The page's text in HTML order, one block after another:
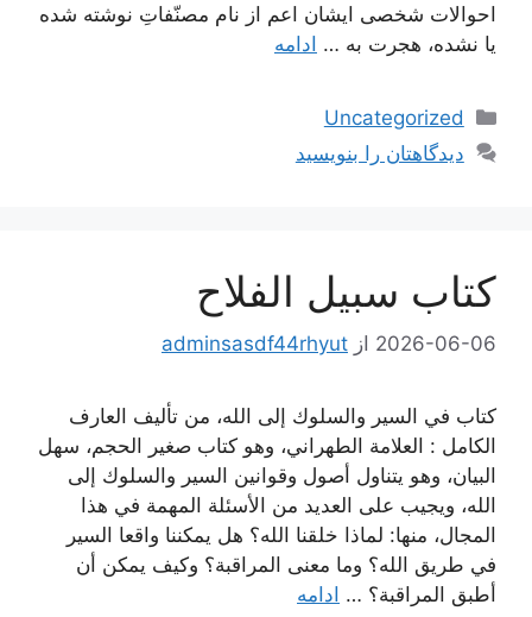
احوالات شخصی ایشان اعم از نام مصنّفاتِ نوشته شده
یا نشده، هجرت به … ادامه
دسته‌ها
Uncategorized
دیدگاهتان را بنویسید
كتاب سبيل الفلاح
2026-06-06 از adminsasdf44rhyut
كتاب في السير والسلوك إلى الله، من تأليف العارف
الكامل : العلامة الطهراني، وهو كتاب صغير الحجم، سهل
البيان، وهو يتناول أصول وقوانين السير والسلوك إلى
الله، ويجيب على العديد من الأسئلة المهمة في هذا
المجال، منها: لماذا خلقنا الله؟ هل يمكننا واقعا السير
في طريق الله؟ وما معنى المراقبة؟ وكيف يمكن أن
أطبق المراقبة؟ … ادامه